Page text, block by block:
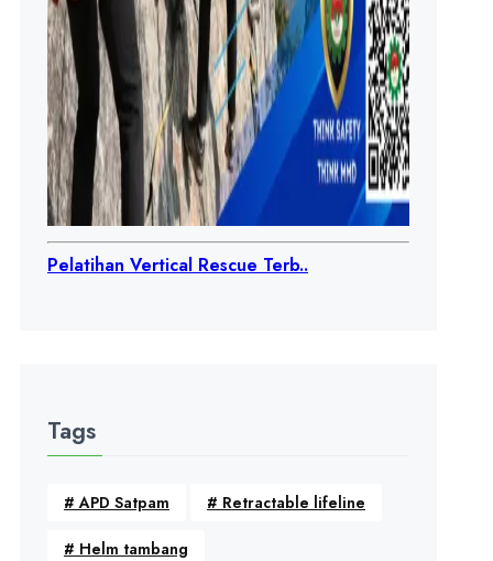
Pelatihan Vertical Rescue Terb..
Tags
#APD Satpam # Retractable lifeline
# Helm tambang